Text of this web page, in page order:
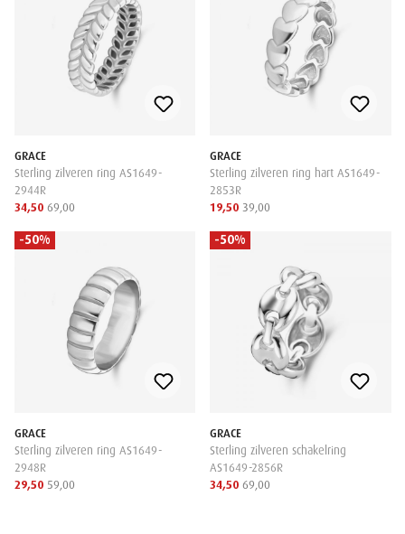
GRACE
Sterling zilveren ring AS1649-
2944R
34,50 69,00
GRACE
Sterling zilveren ring hart AS1649-
2853R
19,50 39,00
-50%
GRACE
Sterling zilveren ring AS1649-
2948R
29,50 59,00
-50%
GRACE
Sterling zilveren schakelring
AS1649-2856R
34,50 69,00